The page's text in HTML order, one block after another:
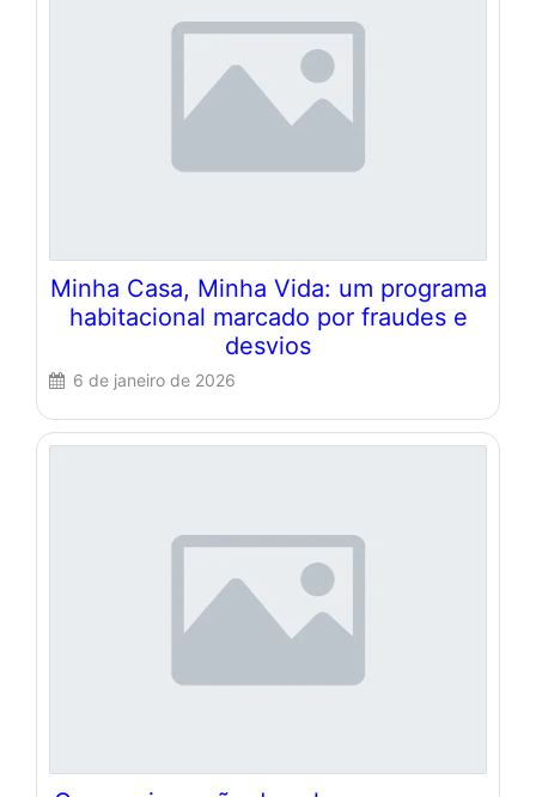
Minha Casa, Minha Vida: um programa
habitacional marcado por fraudes e
desvios
6 de janeiro de 2026